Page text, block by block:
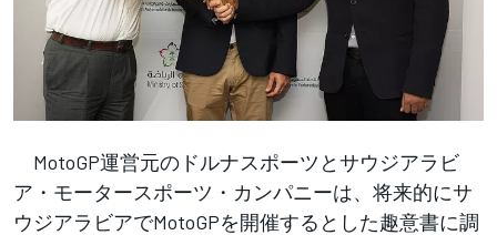
MotoGP運営元のドルナスポーツとサウジアラビ
ア・モータースポーツ・カンパニーは、将来的にサ
ウジアラビアでMotoGPを開催するとした趣意書に調